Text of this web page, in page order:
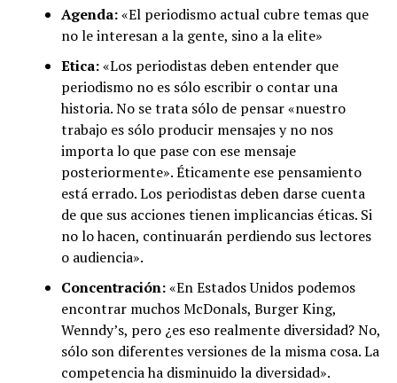
Agenda:«El periodismo actual cubre temas que
no le interesan a la gente, sino a la elite»
Etica:«Los periodistas deben entender que
periodismo no es sólo escribir o contar una
historia. No se trata sólo de pensar «nuestro
trabajo es sólo producir mensajes y no nos
importa lo que pase con ese mensaje
posteriormente». Éticamente ese pensamiento
está errado. Los periodistas deben darse cuenta
de que sus acciones tienen implicancias éticas. Si
no lo hacen, continuarán perdiendo sus lectores
o audiencia».
Concentración:«En Estados Unidos podemos
encontrar muchos McDonals, Burger King,
Wenndy’s, pero ¿es eso realmente diversidad? No,
sólo son diferentes versiones de la misma cosa. La
competencia ha disminuido la diversidad».